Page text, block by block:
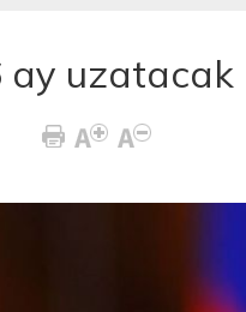
ay uzatacak